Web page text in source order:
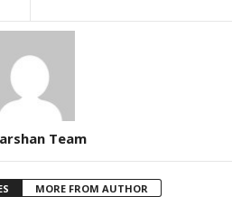
Team
MORE FROM AUTHOR